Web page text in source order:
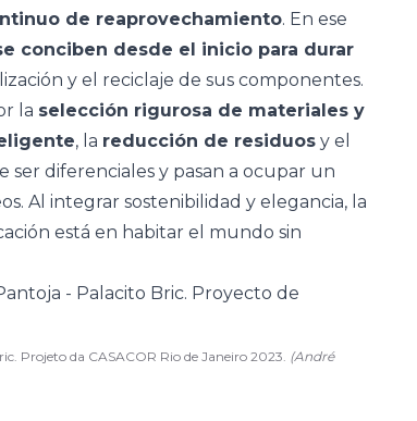
de reaprovechamiento. En ese
conciben desde el inicio para durar
y el reciclaje de sus componentes.
la selección rigurosa de materiales y
, la reducción de residuos y el
ser diferenciales y pasan a ocupar un
Al integrar sostenibilidad y elegancia, la
está en habitar el mundo sin
Projeto da CASACOR Rio de Janeiro 2023. (André